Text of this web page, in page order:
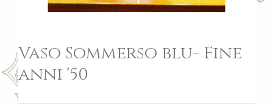
Vaso Sommerso blu- Fine
anni '50